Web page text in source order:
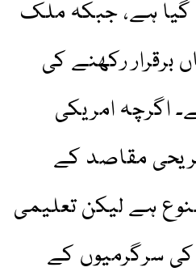
گیا ہے، جبکہ ملک
برقرار رکھنے کی
اگرچہ امریکی
مقاصد کے
ہے لیکن تعلیمی
کی سرگرمیوں کے